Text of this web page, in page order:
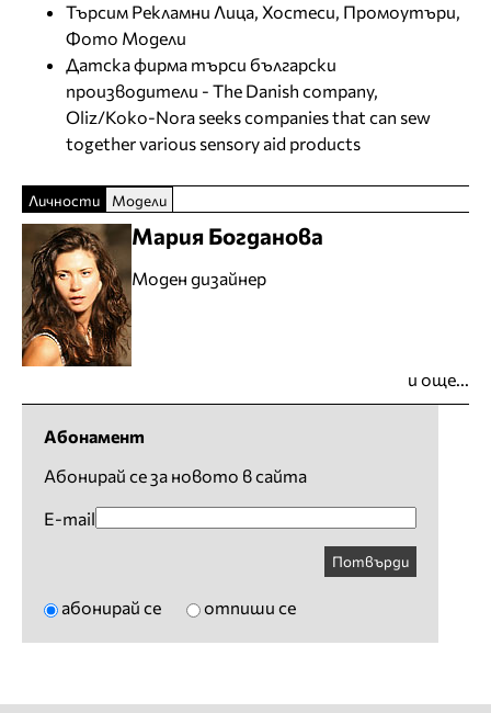
Търсим Рекламни Лица, Хостеси, Промоутъри,
Фото Модели
Датска фирма търси български
производители - The Danish company,
Oliz/Koko-Nora seeks companies that can sew
together various sensory aid products
Личности Модели
Мария Богданова
Моден дизайнер
и още...
Абонамент
Абонирай се за новото в сайта
E-mail
Потвърди
абонирай се отпиши се